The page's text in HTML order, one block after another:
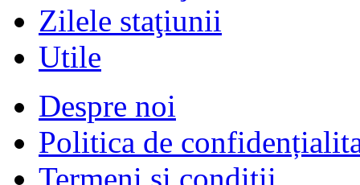
Zilele staţiunii
Utile
Despre noi
Politica de